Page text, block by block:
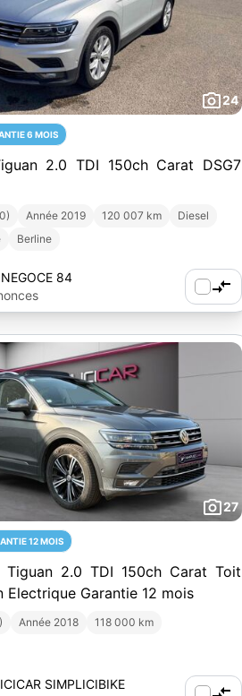
24
6 MOIS
2.0 TDI 150ch Carat DSG7
Année 2019 120 007 km
Diesel
Berline
84
27
12 MOIS
Tiguan 2.0 TDI 150ch Carat Toit
Electrique Garantie 12 mois
Année 2018 118 000 km
SIMPLICIBIKE